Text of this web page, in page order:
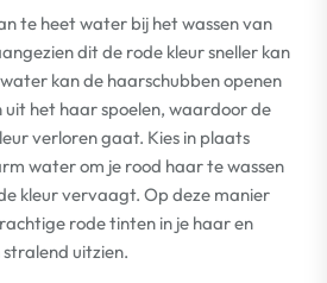
te heet water bij het wassen van
dit de rode kleur sneller kan
kan de haarschubben openen
het haar spoelen, waardoor de
verloren gaat. Kies in plaats
water om je rood haar te wassen
kleur vervaagt. Op deze manier
rode tinten in je haar en
uitzien.